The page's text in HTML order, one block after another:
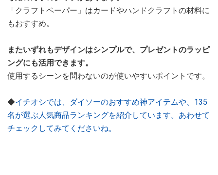
「クラフトペーパー」はカードやハンドクラフトの材料に
もおすすめ。
またいずれもデザインはシンプルで、プレゼントのラッピ
ングにも活用できます。
使用するシーンを問わないのが使いやすいポイントです。
◆イチオシでは、ダイソーのおすすめ神アイテムや、135
名が選ぶ人気商品ランキングを紹介しています。あわせて
チェックしてみてくださいね。